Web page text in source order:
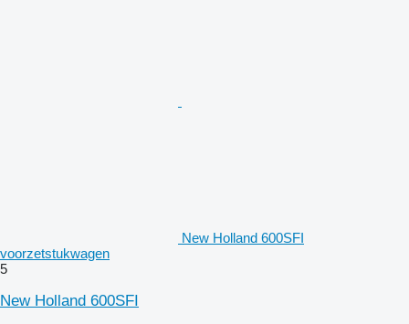
New Holland 600SFI
voorzetstukwagen
5
New Holland 600SFI